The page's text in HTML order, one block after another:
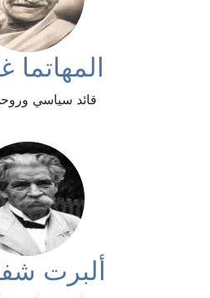
المهاتما
قائد سياسي
ألبرت